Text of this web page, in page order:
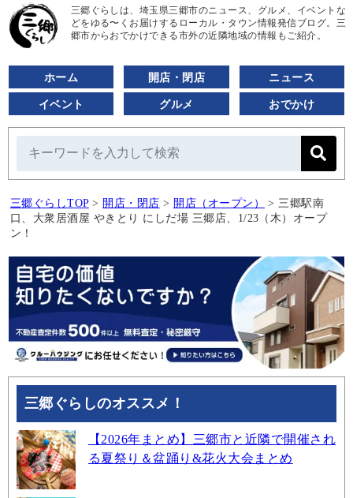
三郷ぐらしは、埼玉県三郷市のニュース、グルメ、イベントな
どをゆる〜くお届けするローカル・タウン情報発信ブログ。三
郷市からおでかけできる市外の近隣地域の情報もご紹介。
ホーム 開店・閉店 ニュース
イベント グルメ おでかけ
三郷ぐらしTOP > 開店・閉店 > 開店（オープン） > 三郷駅南
口、大衆居酒屋 やきとり にしだ場 三郷店、1/23（木）オープ
ン！
三郷ぐらしのオススメ！
【2026年まとめ】三郷市と近隣で開催され
る夏祭り＆盆踊り&花火大会まとめ